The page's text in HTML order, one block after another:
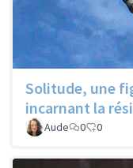
Solitude, une
incarnant la
Aude 0 0